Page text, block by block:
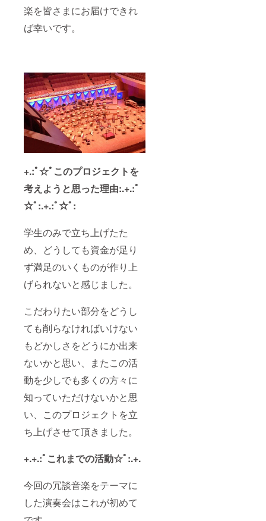
楽を皆さまにお届けできれ
ば幸いです。
+.:ﾟ☆ﾟこのプロジェクトを
考えようと思った理由:.+.:ﾟ
☆ﾟ:.+.:ﾟ☆ﾟ:
学生のみで立ち上げたた
め、どうしても資金が足り
ず満足のいくものが作り上
げられないと感じました。
こだわりたい部分をどうし
ても削らなければいけない
もどかしさをどうにか出来
ないかと思い、またこの活
動を少しでも多くの方々に
知っていただけないかと思
い、このプロジェクトを立
ち上げさせて頂きました。
+.+.:ﾟこれまでの活動☆ﾟ:.+.
今回の冗談音楽をテーマに
した演奏会はこれが初めて